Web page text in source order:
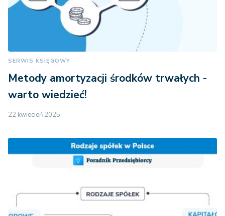
SERWIS KSIĘGOWY
Metody amortyzacji środków trwałych -
warto wiedzieć!
22 kwiecień 2025